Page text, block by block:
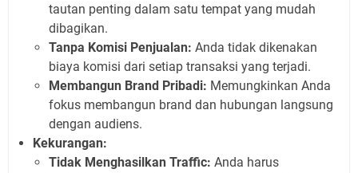
tautan penting dalam satu tempat yang mudah
dibagikan.
Tanpa Komisi Penjualan: Anda tidak dikenakan
biaya komisi dari setiap transaksi yang terjadi.
Membangun Brand Pribadi: Memungkinkan Anda
fokus membangun brand dan hubungan langsung
dengan audiens.
Kekurangan:
Tidak Menghasilkan Traffic: Anda harus